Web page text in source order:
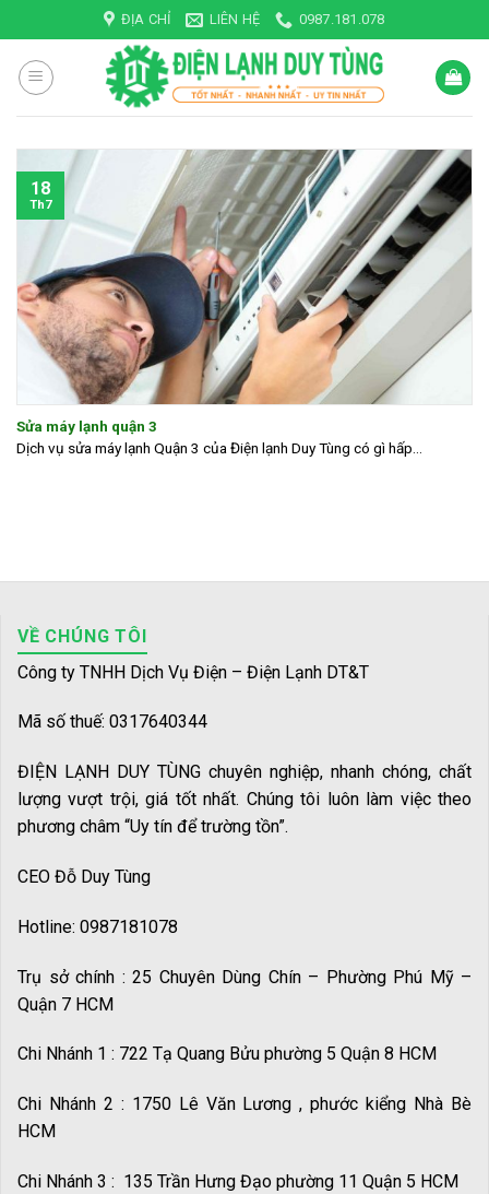
to
content
ĐỊA CHỈ LIÊN HỆ 0987.181.078
Sửa máy lạnh quận 3
Dịch vụ sửa máy lạnh Quận 3 của Điện lạnh Duy Tùng có gì hấp...
18
Th7
VỀ CHÚNG TÔI
Công ty TNHH Dịch Vụ Điện – Điện Lạnh DT&T
Mã số thuế: 0317640344
ĐIỆN LẠNH DUY TÙNG chuyên nghiệp, nhanh chóng, chất
lượng vượt trội, giá tốt nhất. Chúng tôi luôn làm việc theo
phương châm “Uy tín để trường tồn”.
CEO Đỗ Duy Tùng
Hotline: 0987181078
Trụ sở chính : 25 Chuyên Dùng Chín – Phường Phú Mỹ –
Quận 7 HCM
Chi Nhánh 1 : 722 Tạ Quang Bửu phường 5 Quận 8 HCM
Chi Nhánh 2 : 1750 Lê Văn Lương , phước kiểng Nhà Bè
HCM
Chi Nhánh 3 : 135 Trần Hưng Đạo phường 11 Quận 5 HCM